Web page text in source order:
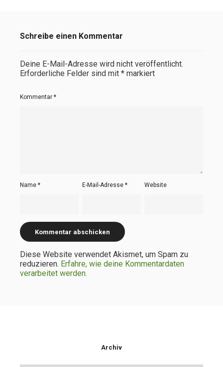
Schreibe einen Kommentar
Deine E-Mail-Adresse wird nicht veröffentlicht.
Erforderliche Felder sind mit * markiert
Kommentar *
Name * E-Mail-Adresse* Website
Diese Website verwendet Akismet, um Spam zu
reduzieren. Erfahre, wie deine Kommentardaten
verarbeitet werden.
Archiv